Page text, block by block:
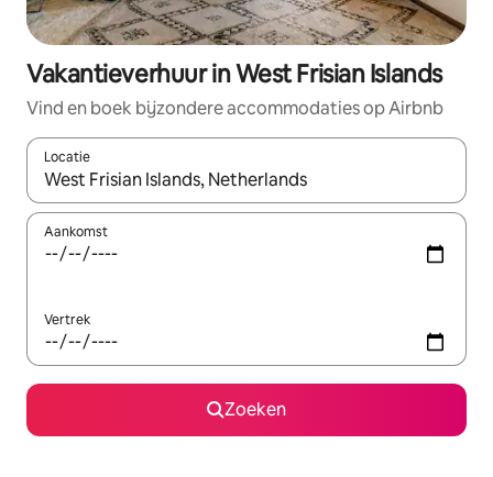
Vakantieverhuur in West Frisian Islands
Vind en boek bijzondere accommodaties op Airbnb
Locatie
Wanneer er suggesties beschikbaar zijn, maak je een keuze
Aankomst
Vertrek
Zoeken